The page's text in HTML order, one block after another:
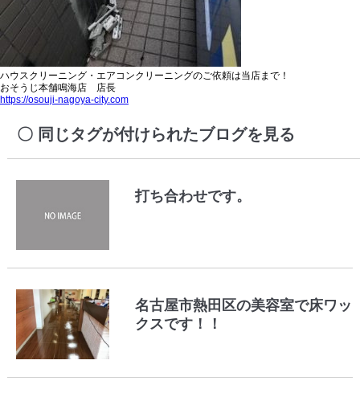
ハウスクリーニング・エアコンクリーニングのご依頼は当店まで！
おそうじ本舗鳴海店 店長
https://osouji-nagoya-city.com
同じタグが付けられたブログを見る
打ち合わせです。
名古屋市熱田区の美容室で床ワッ
クスです！！